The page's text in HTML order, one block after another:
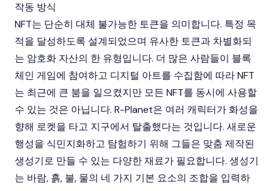
작동 방식
NFT는 단순히 대체 불가능한 토큰을 의미합니다. 특정 목
적을 달성하도록 설계되었으며 유사한 토큰과 차별화되
는 암호화 자산의 한 유형입니다. 더 많은 사람들이 블록
체인 게임에 참여하고 디지털 아트를 수집함에 따라 NFT
는 최근에 큰 붐을 일으켰지만 모든 NFT를 동시에 사용할
수 있는 것은 아닙니다. R-Planet은 여러 캐릭터가 화성을
향해 로켓을 타고 지구에서 탈출했다는 것입니다. 새로운
행성을 식민지화하고 탐험하기 위해 그들은 맞춤 제작된
생성기로 만들 수 있는 다양한 재료가 필요합니다. 생성기
는 바람, 흙, 불, 물의 네 가지 기본 요소의 조합을 입력하